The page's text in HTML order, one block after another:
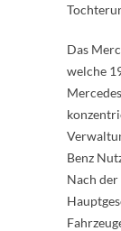
Das
welche
Benz
Nach